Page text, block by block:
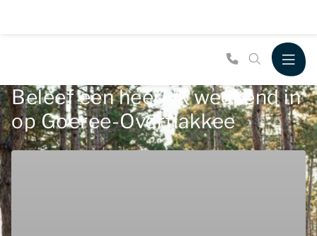
Beleef een heerlijk weekend in
op Goeree-Overflakkee